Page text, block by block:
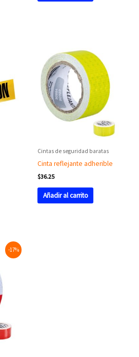
Cintas de seguridad baratas
Cinta reflejante adherible
$36.25
Añadir al carrito
-17%